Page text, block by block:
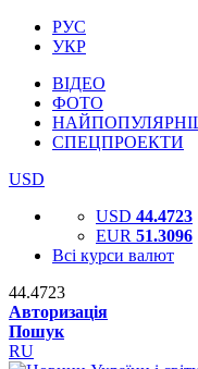
РУС
УКР
ВІДЕО
ФОТО
СПЕЦПРОЕКТИ
USD
USD 44.4723
EUR 51.3096
Всі курси валют
44.4723
Авторизація
Пошук
RU